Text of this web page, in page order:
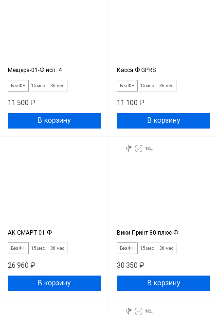
Мещера-01-Ф исп. 4
Без ФН 15 мес 36 мес
11 500 ₽
В корзину
Касса Ф GPRS
Без ФН 15 мес 36 мес
11 100 ₽
В корзину
АК СМАРТ-01-Ф
Без ФН 15 мес 36 мес
26 960 ₽
В корзину
Вики Принт 80 плюс Ф
Без ФН 15 мес 36 мес
30 350 ₽
В корзину